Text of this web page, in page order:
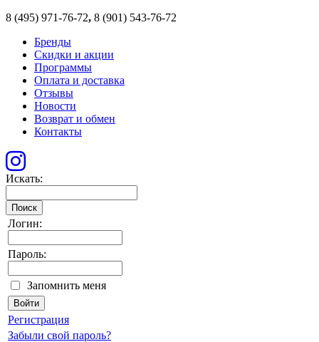
8 (495) 971-76-72, 8 (901) 543-76-72
Бренды
Скидки и акции
Программы
Оплата и доставка
Отзывы
Новости
Возврат и обмен
Контакты
Искать:
Поиск
Логин:
Пароль:
Запомнить меня
Регистрация
Забыли свой пароль?